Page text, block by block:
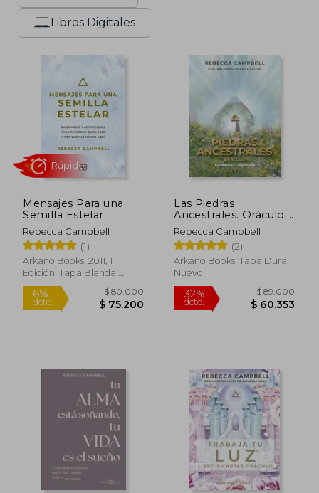
Libros Digitales
Mensajes Para una
Semilla Estelar
Rebecca Campbell
(1)
Arkano Books, 2011, 1
Edición, Tapa Blanda,
Nuevo
$ 80.000
$ 75.200
Rápido
Las Piedras
Ancestrales. Oráculo:
44 Cartas y Libro Guía
Rebecca Campbell
(2)
Arkano Books, Tapa Dura,
Nuevo
32%
dcto. $